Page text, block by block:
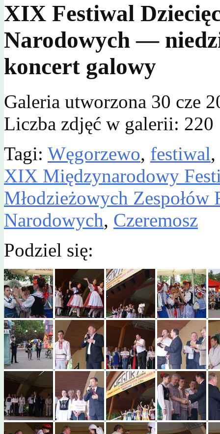
XIX Festiwal
Narodowych —
koncert galowy
Galeria utworzona 30 cze
Liczba zdjęć w galerii: 220
Tagi: Węgorzewo, festiwal,
XIX Międzynarodowy
Młodzieżowych
Narodowych, Czeremosz
Podziel się: